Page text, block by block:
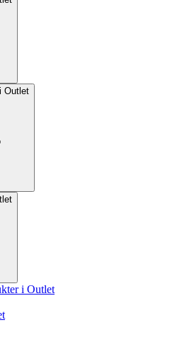
Outlet
i Outlet